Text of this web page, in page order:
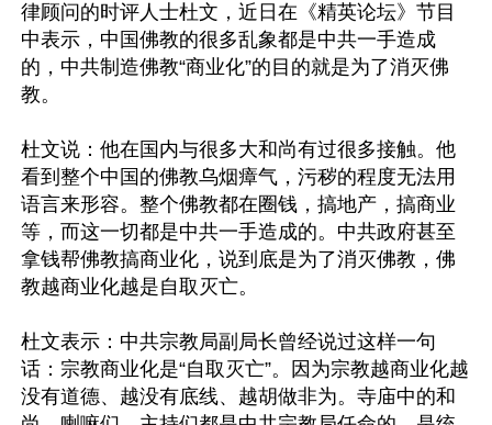
律顾问的时评人士杜文，近日在《精英论坛》节目
中表示，中国佛教的很多乱象都是中共一手造成
的，中共制造佛教“商业化”的目的就是为了消灭佛
教。
杜文说：他在国内与很多大和尚有过很多接触。他
看到整个中国的佛教乌烟瘴气，污秽的程度无法用
语言来形容。整个佛教都在圈钱，搞地产，搞商业
等，而这一切都是中共一手造成的。中共政府甚至
拿钱帮佛教搞商业化，说到底是为了消灭佛教，佛
教越商业化越是自取灭亡。
杜文表示：中共宗教局副局长曾经说过这样一句
话：宗教商业化是“自取灭亡”。因为宗教越商业化越
没有道德、越没有底线、越胡做非为。寺庙中的和